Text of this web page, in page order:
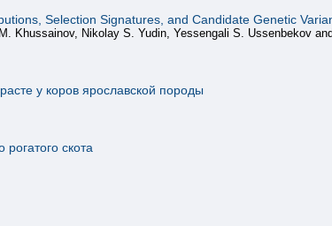
Selection Signatures, and Candidate Genetic
Khussainov, Nikolay S. Yudin, Yessengali S. Ussenbekov
у коров ярославской породы
скота